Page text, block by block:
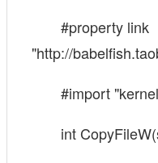
#property link
"http://
#import
int